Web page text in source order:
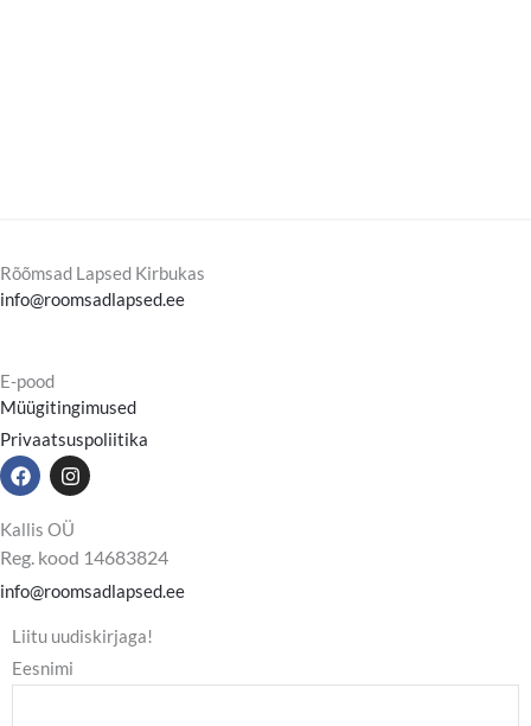
Rõõmsad Lapsed Kirbukas
info@roomsadlapsed.ee
E-pood
Müügitingimused
Privaatsuspoliitika
F
a
e
o
o
k
I
n
t
g
r
a
m
Kallis OÜ
Reg. kood 14683824
info@roomsadlapsed.ee
Liitu uudiskirjaga!
Eesnimi